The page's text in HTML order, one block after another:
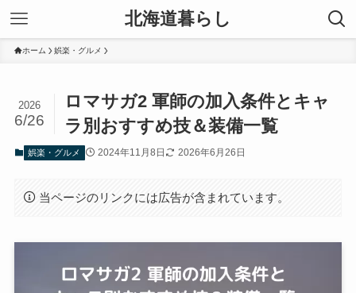
北海道暮らし
ホーム 娯楽・グルメ
ロマサガ2 軍師の加入条件とキャ
ラ別おすすめ技＆装備一覧
2026
6/26
娯楽・グルメ 2024年11月8日 2026年6月26日
当ページのリンクには広告が含まれています。